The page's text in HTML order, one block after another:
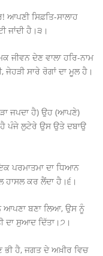
ਸਿਫ਼ਤਿ-ਸਾਲਾਹ
ਜਾਂਦੀ ਹੈ।੩।
ਜੀਵਨ ਦੇਣ ਵਾਲਾ ਹਰਿ-ਨਾਮ
ਸਾਰੇ ਰੋਗਾਂ ਦਾ ਮੂਲ ਹੈ।
ਜਪਦਾ ਹੈ) ਉਹ (ਆਪਣੇ)
ਹੈ ਪੰਜੇ ਲੁਟੇਰੇ ਉਸ ਉਤੇ ਦਬਾਉ
ਪਰਮਾਤਮਾ ਦਾ ਧਿਆਨ
ਹਾਸਲ ਕਰ ਲੈਂਦਾ ਹੈ।੬।
ਆਪਣਾ ਬਣਾ ਲਿਆ, ਉਸ ਨੂੰ
ਸੁਆਦ ਦਿੱਤਾ।੭।
ਭੀ ਹੈ, ਜਗਤ ਦੇ ਅਖ਼ੀਰ ਵਿਚ